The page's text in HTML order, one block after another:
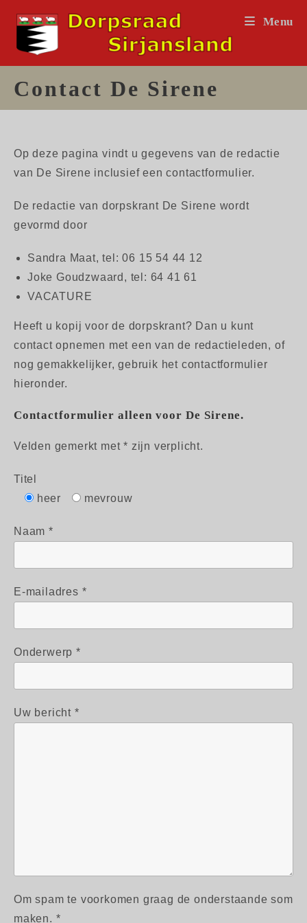
naar
inhoud
Menu
Contact De Sirene
Op deze pagina vindt u gegevens van de redactie
van De Sirene inclusief een contactformulier.
De redactie van dorpskrant De Sirene wordt
gevormd door
Sandra Maat, tel: 06 15 54 44 12
Joke Goudzwaard, tel: 64 41 61
VACATURE
Heeft u kopij voor de dorpskrant? Dan u kunt
contact opnemen met een van de redactieleden, of
nog gemakkelijker, gebruik het contactformulier
hieronder.
Contactformulier alleen voor De Sirene.
Velden gemerkt met * zijn verplicht.
Titel
heer
mevrouw
Naam *
E-mailadres *
Onderwerp *
Uw bericht *
Om spam te voorkomen graag de onderstaande som
maken. *